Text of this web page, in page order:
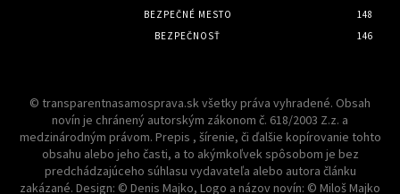
BEZPEČNÉ MESTO
148
BEZPEČNOSŤ
146
© transparentnasamosprava.sk všetky práva vyhradené. Obsah
novín je chránený autorským zákonom č. 618/2003 Z.z. a
medzinárodným právom. Prepis , šírenie, či ďalšie kopírovanie tohto
obsahu alebo jeho časti, a to akýmkoľvek spôsobom je bez
predchádzajúceho súhlasu vydavateľa alebo autora článku
zakázané. Design: © Denis Majko, Logo a názov novín: © Miloš Majko